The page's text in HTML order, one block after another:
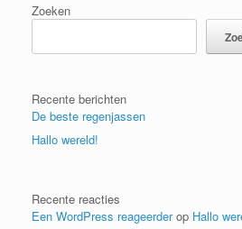
Zoeken
Recente berichten
De beste regenjassen
Hallo wereld!
Recente reacties
Een WordPress reageerderop Hallo